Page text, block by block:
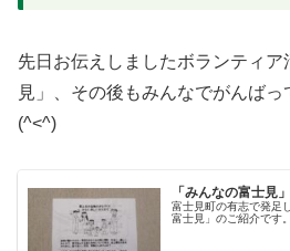
先日お伝えしましたボランティ
見」、その後もみんなでがんばっ
(^<^)
「みんなの富士見
富士見町の有志で発足
富士見」のご紹介です。